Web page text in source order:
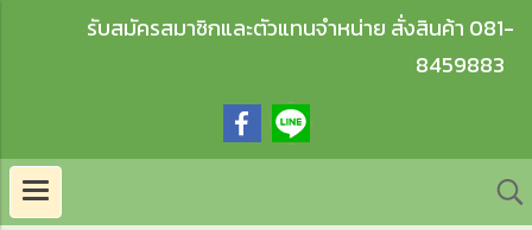
รับสมัครสมาชิกและตัวแทนจำหน่าย สั่งสินค้า 081-
8459883